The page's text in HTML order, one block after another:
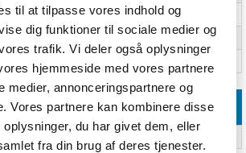
til at tilpasse vores indhold og
dig funktioner til sociale medier og
trafik. Vi deler også oplysninger
hjemmeside med vores partnere
medier, annonceringspartnere og
Vores partnere kan kombinere disse
oplysninger, du har givet dem, eller
fra din brug af deres tjenester.
Aluminium
Aluminium, Sort, Rød